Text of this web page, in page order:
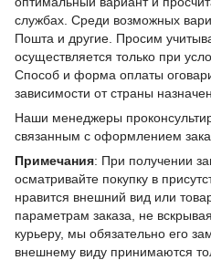
службах. Среди возможных
Пошта и другие. Просим
осуществляется только при
Способ и форма оплаты
зависимости от страны
Наши менеджеры
связанным с оформлением
Примечания: При получении
осматривайте покупку в
нравится внешний вид или
параметрам заказа, не
курьеру, мы обязательно его
внешнему виду принимаются